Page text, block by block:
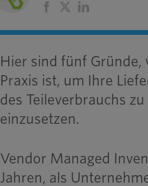
FacebookLinkedIn
Hier sind fünf
Praxis ist, um Ihre
des Teileverbrauchs
einzusetzen.
Vendor Managed
Jahren, als